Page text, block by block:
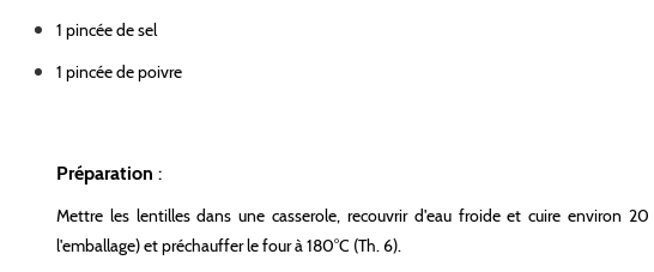
1 pincée de sel
1 pincée de poivre
Préparation :
Mettre les lentilles dans une casserole, recouvrir d'eau froide et cuire environ
l'emballage) et préchauffer le four à 180°C (Th. 6).